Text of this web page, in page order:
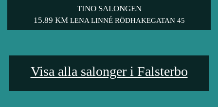
TINO SALONGEN
15.89 KM LENA LINNÉ RÖDHAKEGATAN 45
Visa alla salonger i Falsterbo